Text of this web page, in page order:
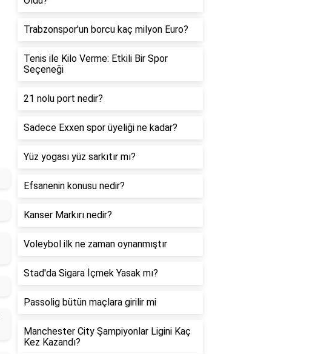
Trabzonspor'un borcu kaç milyon Euro?
Tenis ile Kilo Verme: Etkili Bir Spor
Seçeneği
21 nolu port nedir?
Sadece Exxen spor üyeliği ne kadar?
Yüz yogası yüz sarkıtır mı?
Efsanenin konusu nedir?
Kanser Markırı nedir?
Voleybol ilk ne zaman oynanmıştır
Stad'da Sigara İçmek Yasak mı?
Passolig bütün maçlara girilir mi
Manchester City Şampiyonlar Ligini Kaç
Kez Kazandı?